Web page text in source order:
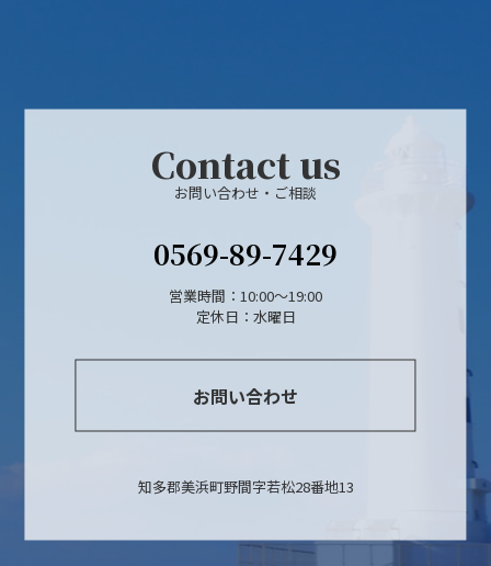
Contact us
お問い合わせ・ご相談
0569-89-7429
営業時間：10:00〜19:00
定休日：水曜日
お問い合わせ
知多郡美浜町野間字若松28番地13